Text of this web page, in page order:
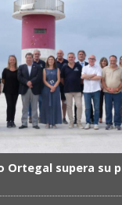
Ortegal supera su